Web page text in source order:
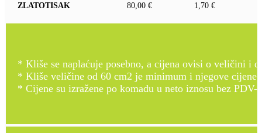
ZLATOTISAK 80,00 € 1,70 €
* Kliše se naplaćuje posebno, a cijena ovisi o veličini i
* Kliše veličine od 60 cm2 je minimum i njegove cijene
* Cijene su izražene po komadu u neto iznosu bez PDV-